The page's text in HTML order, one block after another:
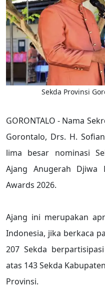
Sekda Provinsi
GORONTALO - Nama
Gorontalo, Drs. H.
lima besar nominasi
Ajang Anugerah Djiwa
Awards 2026.
Ajang ini merupakan
Indonesia, jika berkaca
207 Sekda
atas 143 Sekda
Provinsi.